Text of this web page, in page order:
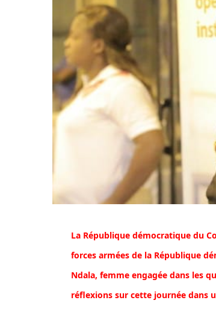
La République démocratique du
forces armées de la République
Ndala, femme engagée dans les
réflexions sur cette journée dans